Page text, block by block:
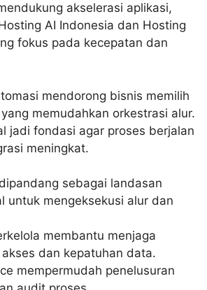
akselerasi aplikasi,
AI Indonesia dan Hosting
fokus pada kecepatan dan
mendorong bisnis memilih
memudahkan orkestrasi alur.
jadi fondasi agar proses berjalan
meningkat.
sebagai landasan
untuk mengeksekusi alur dan
membantu menjaga
dan kepatuhan data.
mempermudah penelusuran